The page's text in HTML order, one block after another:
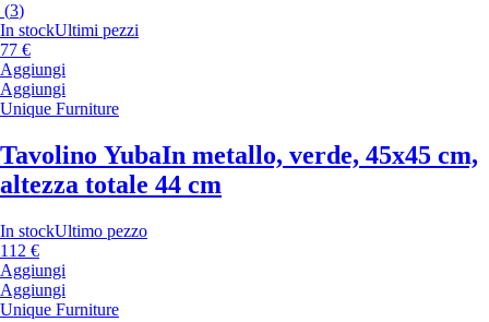
(3)
In stockUltimi pezzi
77 €
Aggiungi
Aggiungi
Unique Furniture
Tavolino YubaIn metallo, verde, 45x45 cm,
altezza totale 44 cm
In stockUltimo pezzo
112 €
Aggiungi
Aggiungi
Unique Furniture